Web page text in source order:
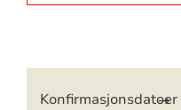
Konfirmasjonsdatoer